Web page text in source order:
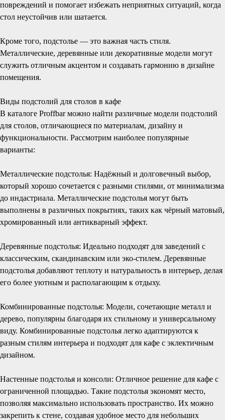
повреждений и помогает избежать неприятных ситуаций, когда
стол неустойчив или шатается.
Кроме того, подстолье — это важная часть стиля.
Металлические, деревянные или декоративные модели могут
служить отличным акцентом и создавать гармонию в дизайне
помещения.
Виды подстолий для столов в кафе
В каталоге Proffbar можно найти различные модели подстолий
для столов, отличающиеся по материалам, дизайну и
функциональности. Рассмотрим наиболее популярные
варианты:
Металлические подстолья: Надёжный и долговечный выбор,
который хорошо сочетается с разными стилями, от минимализма
до индастриала. Металлические подстолья могут быть
выполнены в различных покрытиях, таких как чёрный матовый,
хромированный или антикварный эффект.
Деревянные подстолья: Идеально подходят для заведений с
классическим, скандинавским или эко-стилем. Деревянные
подстолья добавляют теплоту и натуральность в интерьер, делая
его более уютным и располагающим к отдыху.
Комбинированные подстолья: Модели, сочетающие металл и
дерево, популярны благодаря их стильному и универсальному
виду. Комбинированные подстолья легко адаптируются к
разным стилям интерьера и подходят для кафе с эклектичным
дизайном.
Настенные подстолья и консоли: Отличное решение для кафе с
ограниченной площадью. Такие подстолья экономят место,
позволяя максимально использовать пространство. Их можно
закрепить к стене, создавая удобное место для небольших